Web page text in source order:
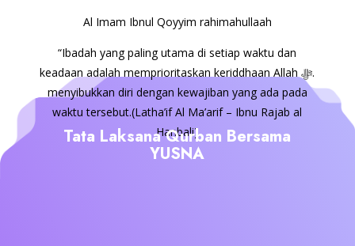
Al Imam Ibnul Qoyyim rahimahullaah
“Ibadah yang paling utama di setiap waktu dan
keadaan adalah memprioritaskan keriddhaan Allah ﷻ.
menyibukkan diri dengan kewajiban yang ada pada
waktu tersebut.(Latha’if Al Ma’arif – Ibnu Rajab al
Hanbali)
Tata Laksana Qurban Bersama
YUSNA